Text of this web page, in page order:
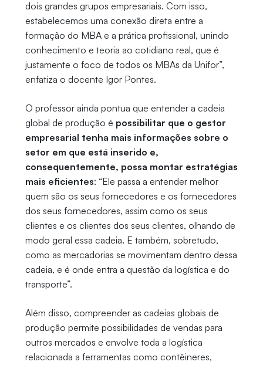
dois grandes grupos empresariais. Com isso,
estabelecemos uma conexão direta entre a
formação do MBA e a prática profissional, unindo
conhecimento e teoria ao cotidiano real, que é
justamente o foco de todos os MBAs da Unifor”,
enfatiza o docente Igor Pontes.
O professor ainda pontua que entender a cadeia
global de produção é possibilitar que o gestor
empresarial tenha mais informações sobre o
setor em que está inserido e,
consequentemente, possa montar estratégias
mais eficientes: “Ele passa a entender melhor
quem são os seus fornecedores e os fornecedores
dos seus fornecedores, assim como os seus
clientes e os clientes dos seus clientes, olhando de
modo geral essa cadeia. E também, sobretudo,
como as mercadorias se movimentam dentro dessa
cadeia, e é onde entra a questão da logística e do
transporte”.
Além disso, compreender as cadeias globais de
produção permite possibilidades de vendas para
outros mercados e envolve toda a logística
relacionada a ferramentas como contêineres,